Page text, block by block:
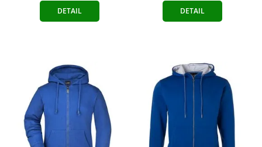
DETAIL DETAIL